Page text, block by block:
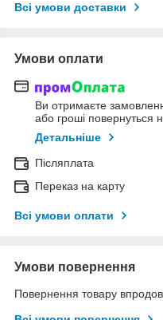
Всі умови доставки
Умови оплати
Ви отримаєте
або гроші повернуться
Детальніше
Післяплата
Переказ на карту
Всі умови оплати
Умови повернення
Повернення товару